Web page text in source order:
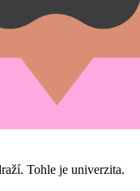
Tohle je univerzita.